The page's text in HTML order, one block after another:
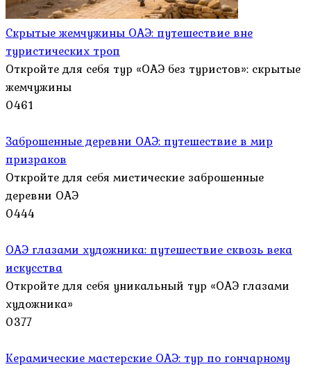
Скрытые жемчужины ОАЭ: путешествие вне
туристических троп
Откройте для себя тур «ОАЭ без туристов»: скрытые
жемчужины
0461
Заброшенные деревни ОАЭ: путешествие в мир
призраков
Откройте для себя мистические заброшенные
деревни ОАЭ
0444
ОАЭ глазами художника: путешествие сквозь века
искусства
Откройте для себя уникальный тур «ОАЭ глазами
художника»
0377
Керамические мастерские ОАЭ: тур по гончарному